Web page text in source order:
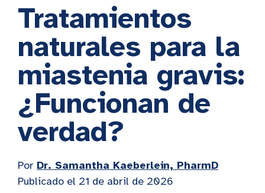
Tratamientos
naturales para la
miastenia gravis:
¿Funcionan de
verdad?
Por Dr. Samantha Kaeberlein, PharmD
Publicado el 21 de abril de 2026